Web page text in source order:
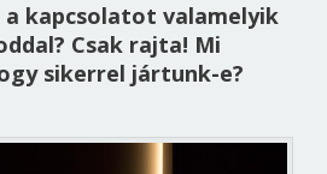
a kapcsolatot valamelyik
Csak rajta! Mi
sikerrel jártunk-e?